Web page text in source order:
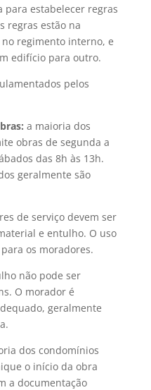
estabelecer regras
regras estão na
regimento interno, e
edifício para outro.
pelos
a maioria dos
obras de segunda a
das 8h às 13h.
geralmente são
de serviço devem ser
e entulho. O uso
os moradores.
não pode ser
O morador é
geralmente
dos condomínios
o início da obra
a documentação